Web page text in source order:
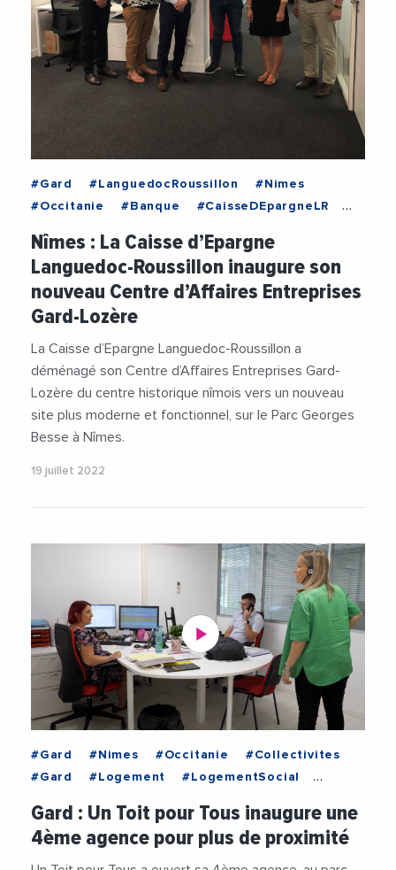
#Gard #LanguedocRoussillon
#Nimes
#Occitanie
#Banque
#CaisseDEpargneLR
#Nimes
#Occitanie #VieDesEntreprises
Nîmes : La Caisse d’Epargne
Languedoc-Roussillon inaugure son
nouveau Centre d’Affaires Entreprises
Gard-Lozère
La Caisse d’Epargne Languedoc-Roussillon a
déménagé son Centre d’Affaires Entreprises Gard-
Lozère du centre historique nîmois vers un nouveau
site plus moderne et fonctionnel, sur le Parc Georges
Besse à Nîmes.
19 juillet 2022
#Gard #Nimes #Occitanie
#Collectivites
#Gard
#Logement
#LogementSocial
Gard : Un Toit pour Tous inaugure une
4ème agence pour plus de proximité